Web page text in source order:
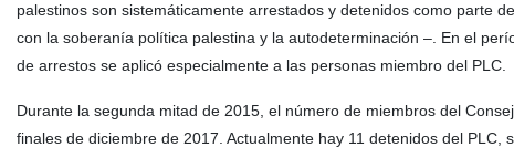
palestinos son sistemáticamente arrestados y detenidos como parte
con la soberanía política palestina y la autodeterminación –. En el
de arrestos se aplicó especialmente a las personas miembro del PLC.
Durante la segunda mitad de 2015, el número de miembros del
finales de diciembre de 2017. Actualmente hay 11 detenidos del PLC,